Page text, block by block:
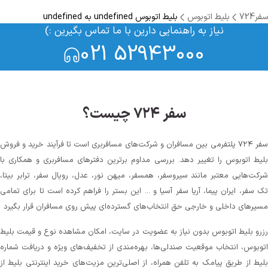
سفر724 بلیط اتوبوس بلیط اتوبوس undefined به undefined
نیاز به راهنمایی دارین با ما تماس بگیرین :)
021 52943000
سفر ۷۲۴ چیست؟
سفر ۷۲۴ پلتفرمی بین مسافران و شرکت‌های مسافربری است تا فرآیند خرید و فروش
بلیط اتوبوس را تغییر دهد. بررسی مداوم برترین دفترهای مسافربری و همکاری با
شرکت‌هایی معتبر مانند سیروسفر، همسفر، میهن‌ نور، عدل، رویال سفر، ترابر بیتا،
تک سفر، ایران پیما، آریا سفر آسیا و ... این بستر را فراهم کرده است تا برای تمامی
مسیرهای داخلی و خارجی حق انتخاب‌های گسترده‌ای پیش روی مسافران قرار بگیرد
رزرو بلیط اتوبوس بدون نیاز به عضویت در سایت، امکان مشاهده نوع و قیمت بلیط
اتوبوس، انتخاب موقعیت صندلی‌ها، بهره‌مندی از تخفیف‌های ویژه و دریافت شماره‌
بلیط از طریق پیامک به تلفن همراه، از اصلی‌ترین مزیت‌های خرید اینترنتی بلیط از